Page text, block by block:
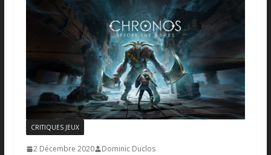
CRITIQUES JEUX
2 Décembre 2020 Dominic Duclos